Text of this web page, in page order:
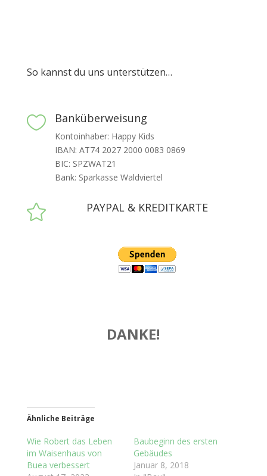
So kannst du uns unterstützen…
 Banküberweisung
Kontoinhaber: Happy Kids
IBAN: AT74 2027 2000 0083 0869
BIC: SPZWAT21
Bank: Sparkasse Waldviertel
 PAYPAL & KREDITKARTE
DANKE!
Ähnliche Beiträge
Wie Robert das Leben
im Waisenhaus von
Buea verbessert
Baubeginn des ersten
Gebäudes
Januar 8, 2018